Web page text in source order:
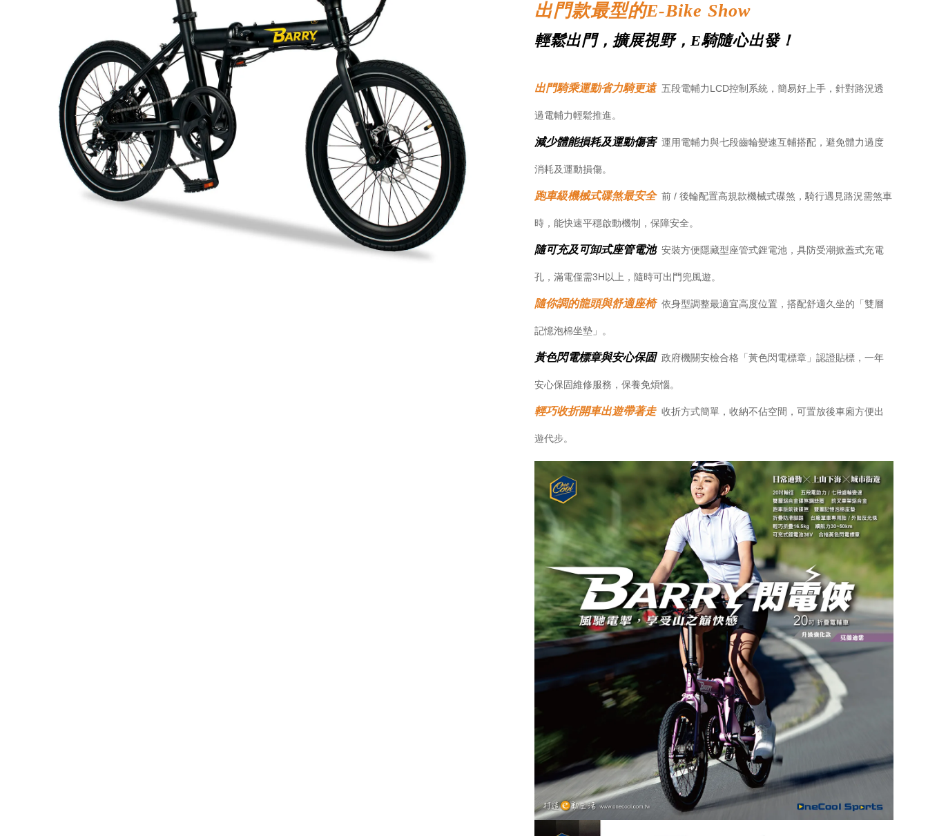
出門款最型的E-Bike Show
輕鬆出門，擴展視野，E騎隨心出發！
出門騎乘運動省力騎更遠五段電輔力LCD控制系統，簡易好上手，針對路況透
過電輔力輕鬆推進。
減少體能損耗及運動傷害運用電輔力與七段齒輪變速互輔搭配，避免體力過度
消耗及運動損傷。
跑車級機械式碟煞最安全前 / 後輪配置高規款機械式碟煞，騎行遇見路況需煞車
時，能快速平穩啟動機制，保障安全。
隨可充及可卸式座管電池安裝方便隱藏型座管式鋰電池，具防受潮掀蓋式充電
孔，滿電僅需3H以上，隨時可出門兜風遊。
隨你調的龍頭與舒適座椅依身型調整最適宜高度位置，搭配舒適久坐的「雙層
記憶泡棉坐墊」。
黃色閃電標章與安心保固政府機關安檢合格「黃色閃電標章」認證貼標，一年
安心保固維修服務，保養免煩惱。
輕巧收折開車出遊帶著走收折方式簡單，收納不佔空間，可置放後車廂方便出
遊代步。